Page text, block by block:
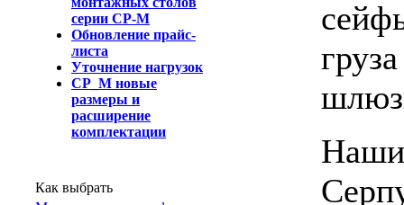
серии СР-М
Обновление прайс-
листа
Уточнение нагрузок
СР_М новые
размеры и
расширение
комплектации
Как выбрать